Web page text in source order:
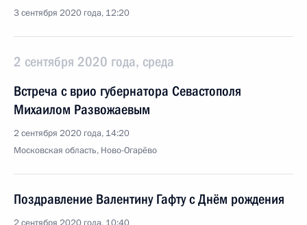
3 сентября 2020 года, 12:20
2 сентября 2020 года, среда
Встреча с врио губернатора Севастополя
Михаилом Развожаевым
2 сентября 2020 года, 14:20
Московская область, Ново-Огарёво
Поздравление Валентину Гафту с Днём рождения